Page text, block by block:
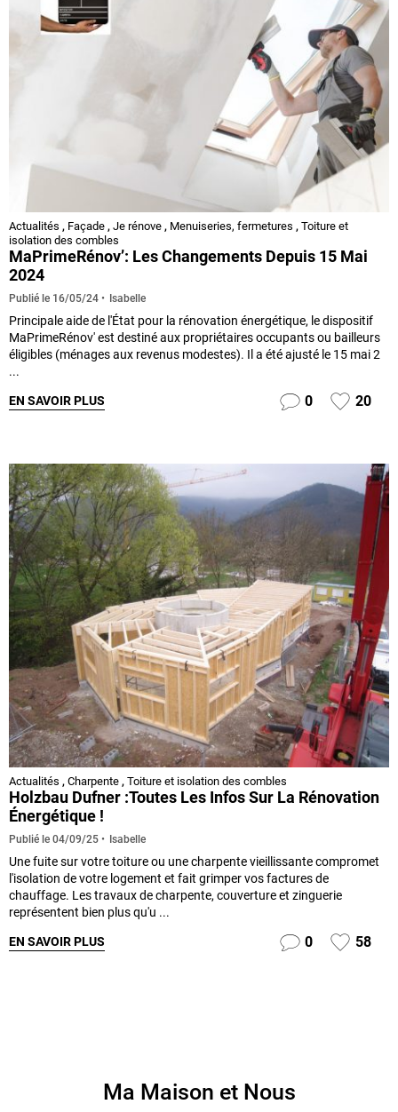
Actualités , Façade , Je rénove , Menuiseries, fermetures , Toiture et
isolation des combles
MaPrimeRénov’: Les Changements Depuis 15 Mai
2024
Publié le 16/05/24 Isabelle
Principale aide de l'État pour la rénovation énergétique, le dispositif
MaPrimeRénov' est destiné aux propriétaires occupants ou bailleurs
éligibles (ménages aux revenus modestes). Il a été ajusté le 15 mai 2
...
EN SAVOIR PLUS 0 20
Actualités , Charpente , Toiture et isolation des combles
Holzbau Dufner :Toutes Les Infos Sur La Rénovation
Énergétique !
Publié le 04/09/25 Isabelle
Une fuite sur votre toiture ou une charpente vieillissante compromet
l'isolation de votre logement et fait grimper vos factures de
chauffage. Les travaux de charpente, couverture et zinguerie
représentent bien plus qu'u ...
EN SAVOIR PLUS 0 58
Ma Maison et Nous